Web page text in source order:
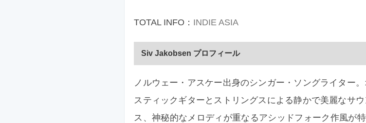
TOTAL INFO： INDIE ASIA
Siv Jakobsen プロフィール
ノルウェー・アスケー出身のシンガー・ソングライター
スティックギターとストリングスによる静かで美麗なサ
ス、神秘的なメロディが重なるアシッドフォーク作風が